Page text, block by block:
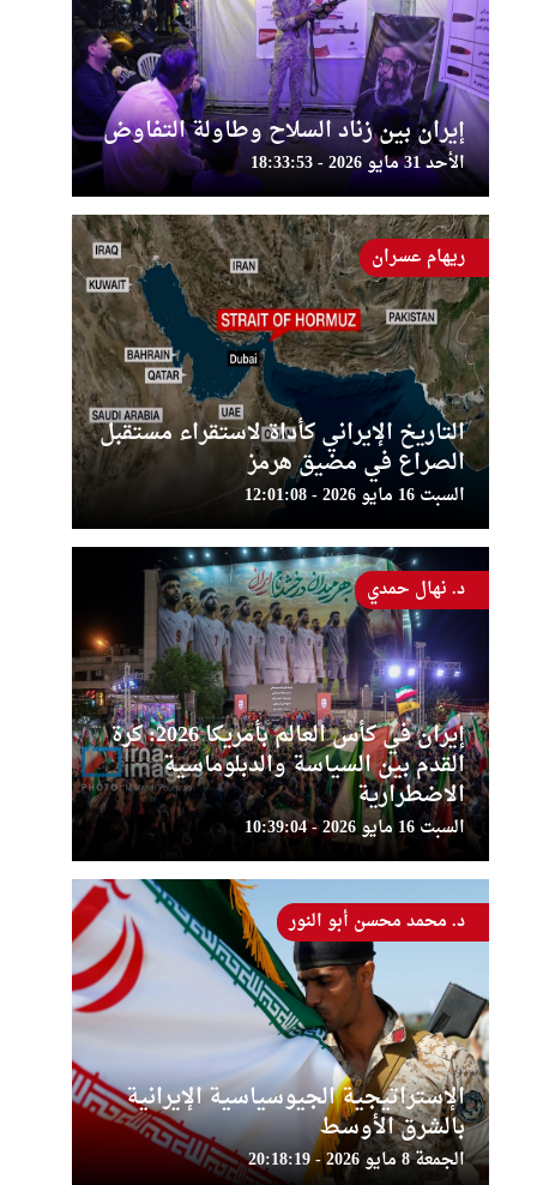
إيران بين زناد السلاح وطاولة التفاوض
الأحد 31 مايو 2026 - 18:33:53
التاريخ الإيراني كأداة لاستقراء مستقبل
الصراع في مضيق هرمز
السبت 16 مايو 2026 - 12:01:08
ريهام عسران
إيران في كأس العالم بأمريكا 2026: كرة
القدم بين السياسة والدبلوماسية
الاضطرارية
السبت 16 مايو 2026 - 10:39:04
د. نهال حمدي
الإستراتيجية الجيوسياسية الإيرانية
بالشرق الأوسط
الجمعة 8 مايو 2026 - 20:18:19
د. محمد محسن أبو النور